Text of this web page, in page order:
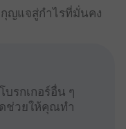
ญแจสู่กำไรที่มั่นคง
บรกเกอร์อื่น ๆ
ช่วยให้คุณทำ